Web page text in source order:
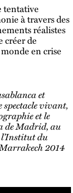
tentative
à travers des
réalistes
créer de
en crise
et
spectacle vivant,
et le
de Madrid, au
l’Institut du
2014